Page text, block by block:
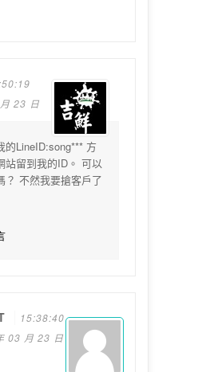
23 日
的LineID:song*** 方
站留到我的ID。 可以
？ 不然我要搶客戶了
15:38:40
03 月 23 日